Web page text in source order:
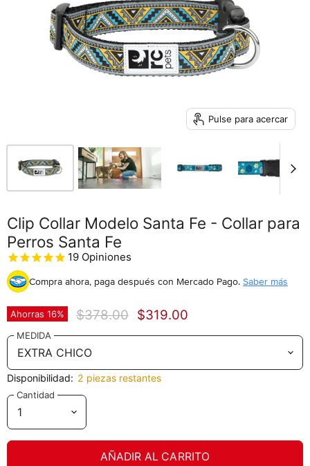
Pulse para acercar
Clip Collar Modelo Santa Fe - Collar para
Perros Santa Fe
19 Opiniones
Compra ahora, paga después con Mercado Pago. Saber más
Ahorras 16% Precio original
$378.00 Precio actual
$319.00
MEDIDA
Disponibilidad: 2 piezas restantes
Cantidad
AÑADIR AL CARRITO